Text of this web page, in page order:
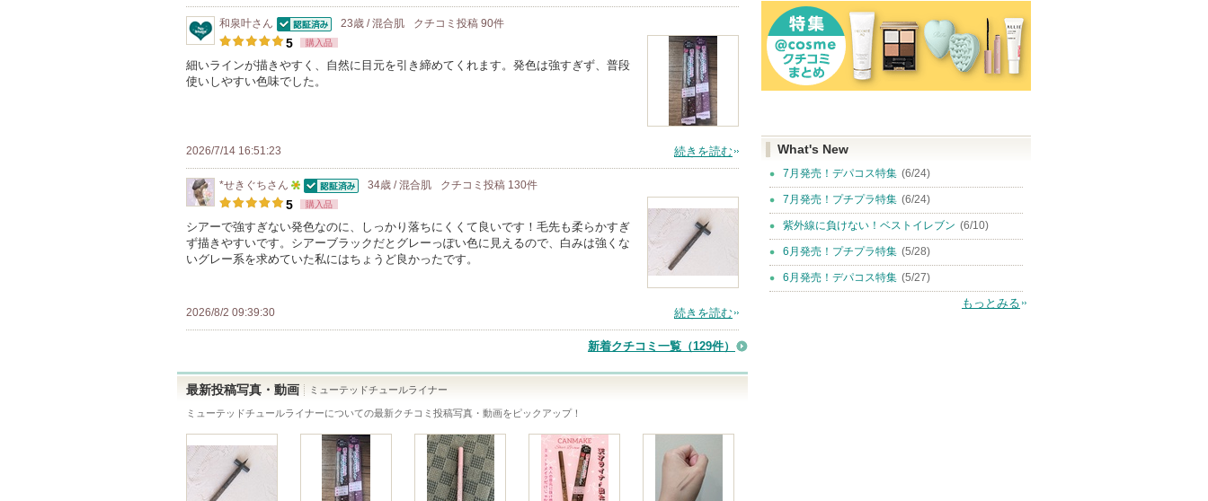
ま
す
り
登
録
さ
ま
す
和泉叶さん
認証済
23歳 / 混合肌 クチコミ投稿 90件
5 購入品
細いラインが描きやすく、自然に目元を引き締めてくれます。発色は強すぎず、普段
使いしやすい色味でした。
2026/7/14 16:51:23 続きを読む
*せきぐちさん
5
人
以
上
ン
ー
に
お
気
認証済
34歳 / 混合肌 クチコミ投稿 130件
5 購入品
シアーで強すぎない発色なのに、しっかり落ちにくくて良いです！毛先も柔らかすぎ
ず描きやすいです。シアーブラックだとグレーっぽい色に見えるので、白みは強くな
いグレー系を求めていた私にはちょうど良かったです。
2026/8/2 09:39:30 続きを読む
新着クチコミ一覧 （129件）
最新投稿写真・動画 ミューテッドチュールライナー
ミューテッドチュールライナーについての最新クチコミ投稿写真・動画をピックアップ！
What's New
7月発売！デパコス特集 (6/24)
7月発売！プチプラ特集 (6/24)
紫外線に負けない！ベストイレブン (6/10)
6月発売！プチプラ特集 (5/28)
6月発売！デパコス特集 (5/27)
もっとみる